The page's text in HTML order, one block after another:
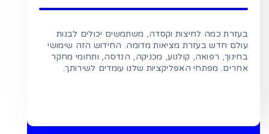
בעזרת כמה לחיצות וקסדה, משתמשים יכולים לבנות
עולם חדש בעזרת מציאות מדומה. החידוש הזה שימושי
בחינוך, רפואה, קולנוע, מכניקה, הנדסה, ותחומי מחקר
אחרים. מפתחי האפליקציות שלנו עומדים לשירותך.